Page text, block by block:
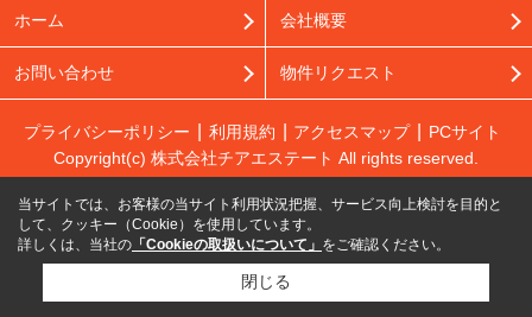
ホーム 会社概要
お問い合わせ 物件リクエスト
プライバシーポリシー 利用規約 アクセスマップ
PCサイト
Copyright(c) 株式会社チアエステート All rights reserved.
当サイトでは、お客様の当サイト利用状況把握、サービス向上検討を目的と
して、クッキー（Cookie）を使用しています。
詳しくは、当社の 「Cookieの取扱いについて」 をご確認ください。
閉じる